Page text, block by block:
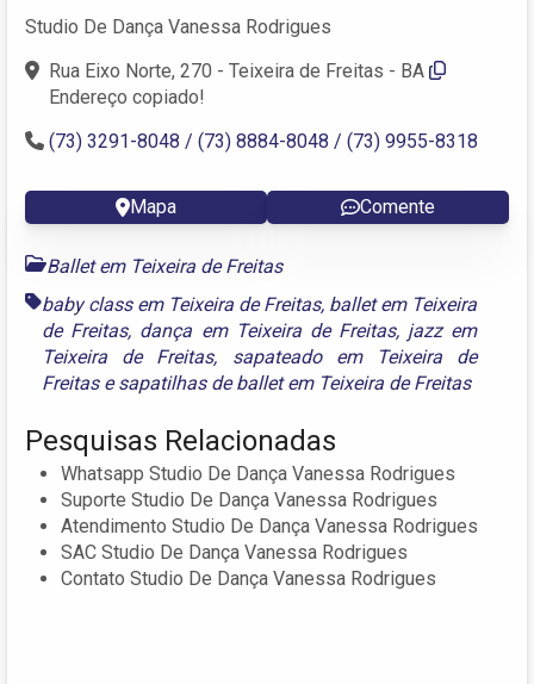
Studio De Dança Vanessa Rodrigues
Rua Eixo Norte, 270 - Teixeira de Freitas - BA
Endereço copiado!
(73) 3291-8048 / (73) 8884-8048 / (73) 9955-8318
Mapa Comente
Ballet em Teixeira de Freitas
baby class em Teixeira de Freitas, ballet em Teixeira
de Freitas, dança em Teixeira de Freitas, jazz em
Teixeira de Freitas, sapateado em Teixeira de
Freitasesapatilhas de ballet em Teixeira de Freitas
Pesquisas Relacionadas
Whatsapp Studio De Dança Vanessa Rodrigues
Suporte Studio De Dança Vanessa Rodrigues
Atendimento Studio De Dança Vanessa Rodrigues
SAC Studio De Dança Vanessa Rodrigues
Contato Studio De Dança Vanessa Rodrigues